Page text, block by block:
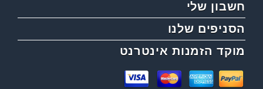
חשבון שלי
הסניפים שלנו
מוקד הזמנות אינטרנט